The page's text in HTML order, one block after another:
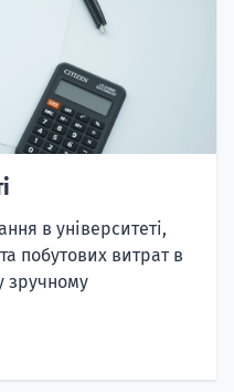
в університеті,
побутових витрат в
зручному